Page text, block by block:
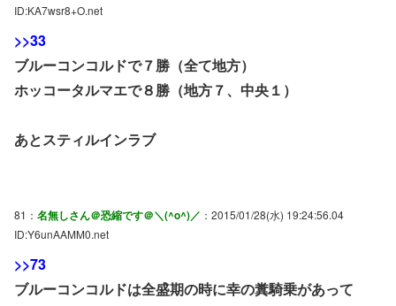
ID:KA7wsr8+O.net
>>33
ブルーコンコルドで７勝（全て地方）
ホッコータルマエで８勝（地方７、中央１）
あとスティルインラブ
81： 名無しさん＠恐縮です＠＼(^o^)／ ：2015/01/28(水) 19:24:56.04
ID:Y6unAAMM0.net
>>73
ブルーコンコルドは全盛期の時に幸の糞騎乗があって